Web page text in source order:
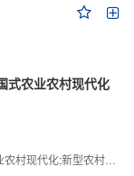
式农业农村现代化
经济;城乡融合发展;新质生产力